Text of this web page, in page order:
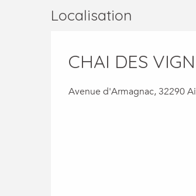
Localisation
CHAI DES
Avenue d'Armagnac, 32290